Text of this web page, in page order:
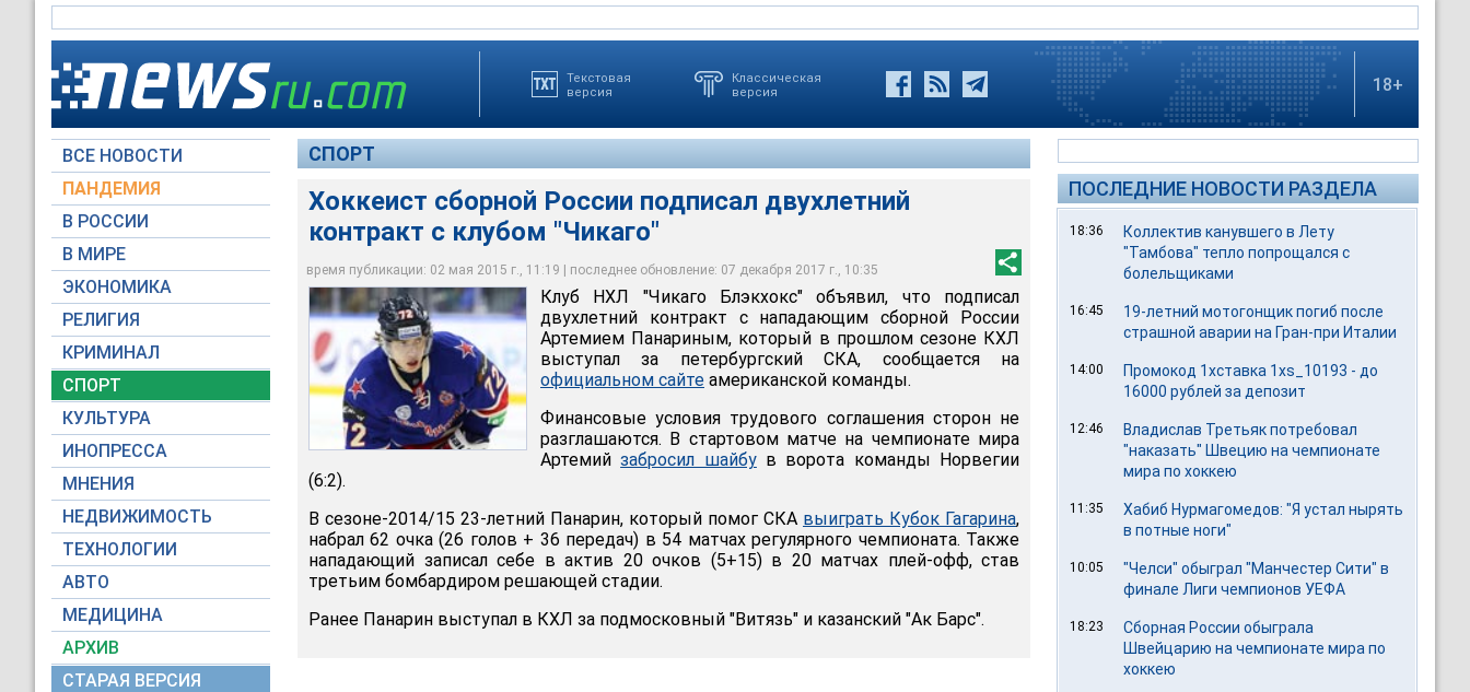
Текстовая
версия
Классическая
версия
18+
ВСЕ НОВОСТИ
ПАНДЕМИЯ
В РОССИИ
В МИРЕ
ЭКОНОМИКА
РЕЛИГИЯ
КРИМИНАЛ
СПОРТ
КУЛЬТУРА
ИНОПРЕССА
МНЕНИЯ
НЕДВИЖИМОСТЬ
ТЕХНОЛОГИИ
АВТО
МЕДИЦИНА
АРХИВ
СТАРАЯ ВЕРСИЯ
СПОРТ
Хоккеист сборной России подписал двухлетний
контракт с клубом "Чикаго"
время публикации: 02 мая 2015 г., 11:19 | последнее обновление: 07 декабря 2017 г., 10:35
Артемий Панарин
Global Look Press
Клуб НХЛ "Чикаго Блэкхокс" объявил, что подписал
двухлетний контракт с нападающим сборной России
Артемием Панариным, который в прошлом сезоне КХЛ
выступал за петербургский СКА, сообщается на
официальном сайте американской команды.
Финансовые условия трудового соглашения сторон не
разглашаются. В стартовом матче на чемпионате мира
Артемийзабросил шайбув ворота команды Норвегии
(6:2).
В сезоне-2014/15 23-летний Панарин, который помог СКА выиграть Кубок Гагарина,
набрал 62 очка (26 голов + 36 передач) в 54 матчах регулярного чемпионата. Также
нападающий записал себе в актив 20 очков (5+15) в 20 матчах плей-офф, став
третьим бомбардиром решающей стадии.
Ранее Панарин выступал в КХЛ за подмосковный "Витязь" и казанский "Ак Барс".
ПОСЛЕДНИЕ НОВОСТИ РАЗДЕЛА
18:36
Коллектив канувшего в Лету
"Тамбова" тепло попрощался с
болельщиками
16:45
19-летний мотогонщик погиб после
страшной аварии на Гран-при Италии
14:00
Промокод 1хставка 1xs_10193 - до
16000 рублей за депозит
12:46
Владислав Третьяк потребовал
"наказать" Швецию на чемпионате
мира по хоккею
11:35
Хабиб Нурмагомедов: "Я устал нырять
в потные ноги"
10:05
"Челси" обыграл "Манчестер Сити" в
финале Лиги чемпионов УЕФА
18:23
Сборная России обыграла
Швейцарию на чемпионате мира по
хоккею